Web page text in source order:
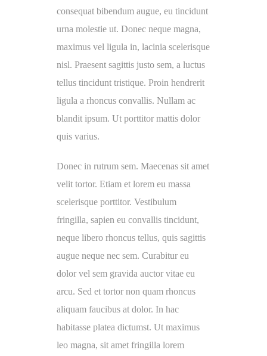
consequat bibendum augue, eu tincidunt
urna molestie ut. Donec neque magna,
maximus vel ligula in, lacinia scelerisque
nisl. Praesent sagittis justo sem, a luctus
tellus tincidunt tristique. Proin hendrerit
ligula a rhoncus convallis. Nullam ac
blandit ipsum. Ut porttitor mattis dolor
quis varius.
Donec in rutrum sem. Maecenas sit amet
velit tortor. Etiam et lorem eu massa
scelerisque porttitor. Vestibulum
fringilla, sapien eu convallis tincidunt,
neque libero rhoncus tellus, quis sagittis
augue neque nec sem. Curabitur eu
dolor vel sem gravida auctor vitae eu
arcu. Sed et tortor non quam rhoncus
aliquam faucibus at dolor. In hac
habitasse platea dictumst. Ut maximus
leo magna, sit amet fringilla lorem